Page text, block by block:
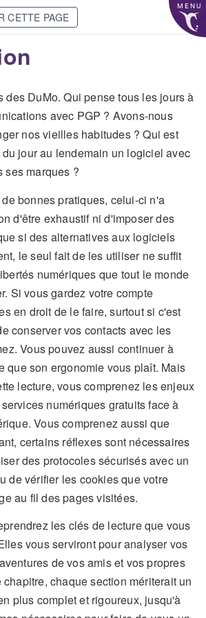
MENU
CETTE PAGE
des DuMo. Qui pense tous les jours à
avec PGP ? Avons-nous
nos vieilles habitudes ? Qui est
jour au lendemain un logiciel avec
ses marques ?
bonnes pratiques, celui-ci n'a
d'être exhaustif ni d'imposer des
si des alternatives aux logiciels
le seul fait de les utiliser ne suffit
numériques que tout le monde
Si vous gardez votre compte
en droit de le faire, surtout si c'est
conserver vos contacts avec les
Vous pouvez aussi continuer à
que son ergonomie vous plaît. Mais
lecture, vous comprenez les enjeux
numériques gratuits face à
Vous comprenez aussi que
certains réflexes sont nécessaires
des protocoles sécurisés avec un
de vérifier les cookies que votre
au fil des pages visitées.
les clés de lecture que vous
vous serviront pour analyser vos
de vos amis et vos propres
chaque section mériterait un
plus complet et rigoureux, jusqu'à